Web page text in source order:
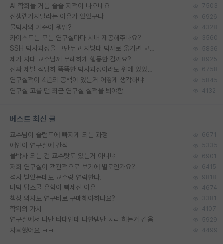
AI 학회들 거품 슬슬 지적이 나오네요 7503
신생랩가지말라는 이유가 있었구나 6926
물박사의 기준이 뭐임? 4328
카이스트는 모든 연구실마다 서버 제공해주나요? 3560
SSH 박사과정을 그만두고 지방대 박사로 옮기면 교수의 꿈은 끝일까요? 5836
제가 자대 교수님께 무례하게 행동한 걸까요? 8925
진짜 제발 적당히 똑똑한 박사과정이라도 위에 있었으면.. 6758
연구실적이 4년의 공백이 있는거 어떻게 생각하냐 5845
연구실 고를 땐 최근 연구실 실적을 봐야함 4132
베스트 최신 글
교수님이 슬럼프에 빠지게 되는 과정 6671
애인이 연구실에 간식 5335
물박사 되는 건 교수탓도 있는거 아니냐 6901
저희 연구실이 객관적으로 보기에 별로인가요? 6415
석사 받았는데도 교수랑 연락한다. 9818
미박 탑스쿨 유학이 빡세진 이유 4674
책상 의자도 연구비로 구매해야하나요? 3381
학위의 가치 4107
연구실에서 나만 타대인데 나한템만 ㅈㄹ 하는거 같음 5929
자퇴했어요 ㅋㅋ 4499